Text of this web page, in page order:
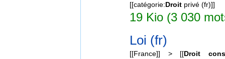
[[catégorie:Droit privé (fr)]]
19 Kio (3 030
Loi (fr)
[[France]] > [[Droit